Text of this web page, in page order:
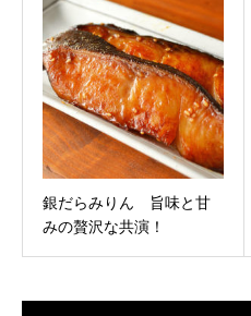
銀だらみりん 旨味と甘
みの贅沢な共演！